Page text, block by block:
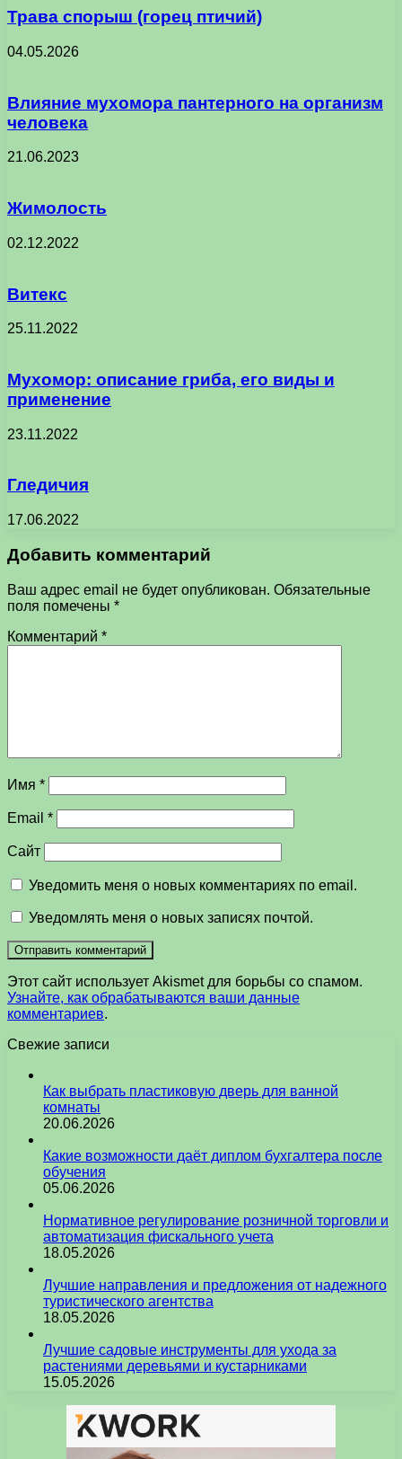
Трава спорыш (горец птичий)
04.05.2026
Влияние мухомора пантерного на организм
человека
21.06.2023
Жимолость
02.12.2022
Витекс
25.11.2022
Мухомор: описание гриба, его виды и
применение
23.11.2022
Гледичия
17.06.2022
Добавить комментарий
Ваш адрес email не будет опубликован. Обязательные
поля помечены *
Комментарий *
Имя *
Email *
Сайт
Уведомить меня о новых комментариях по email.
Уведомлять меня о новых записях почтой.
Этот сайт использует Akismet для борьбы со спамом.
Узнайте, как обрабатываются ваши данные
комментариев.
Свежие записи
Как выбрать пластиковую дверь для ванной
комнаты
20.06.2026
Какие возможности даёт диплом бухгалтера после
обучения
05.06.2026
Нормативное регулирование розничной торговли и
автоматизация фискального учета
18.05.2026
Лучшие направления и предложения от надежного
туристического агентства
18.05.2026
Лучшие садовые инструменты для ухода за
растениями деревьями и кустарниками
15.05.2026